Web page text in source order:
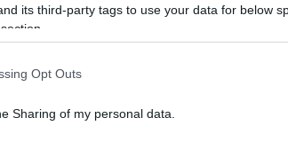
its third-party tags to use your data for below
Opt Outs
Sharing of my personal data.